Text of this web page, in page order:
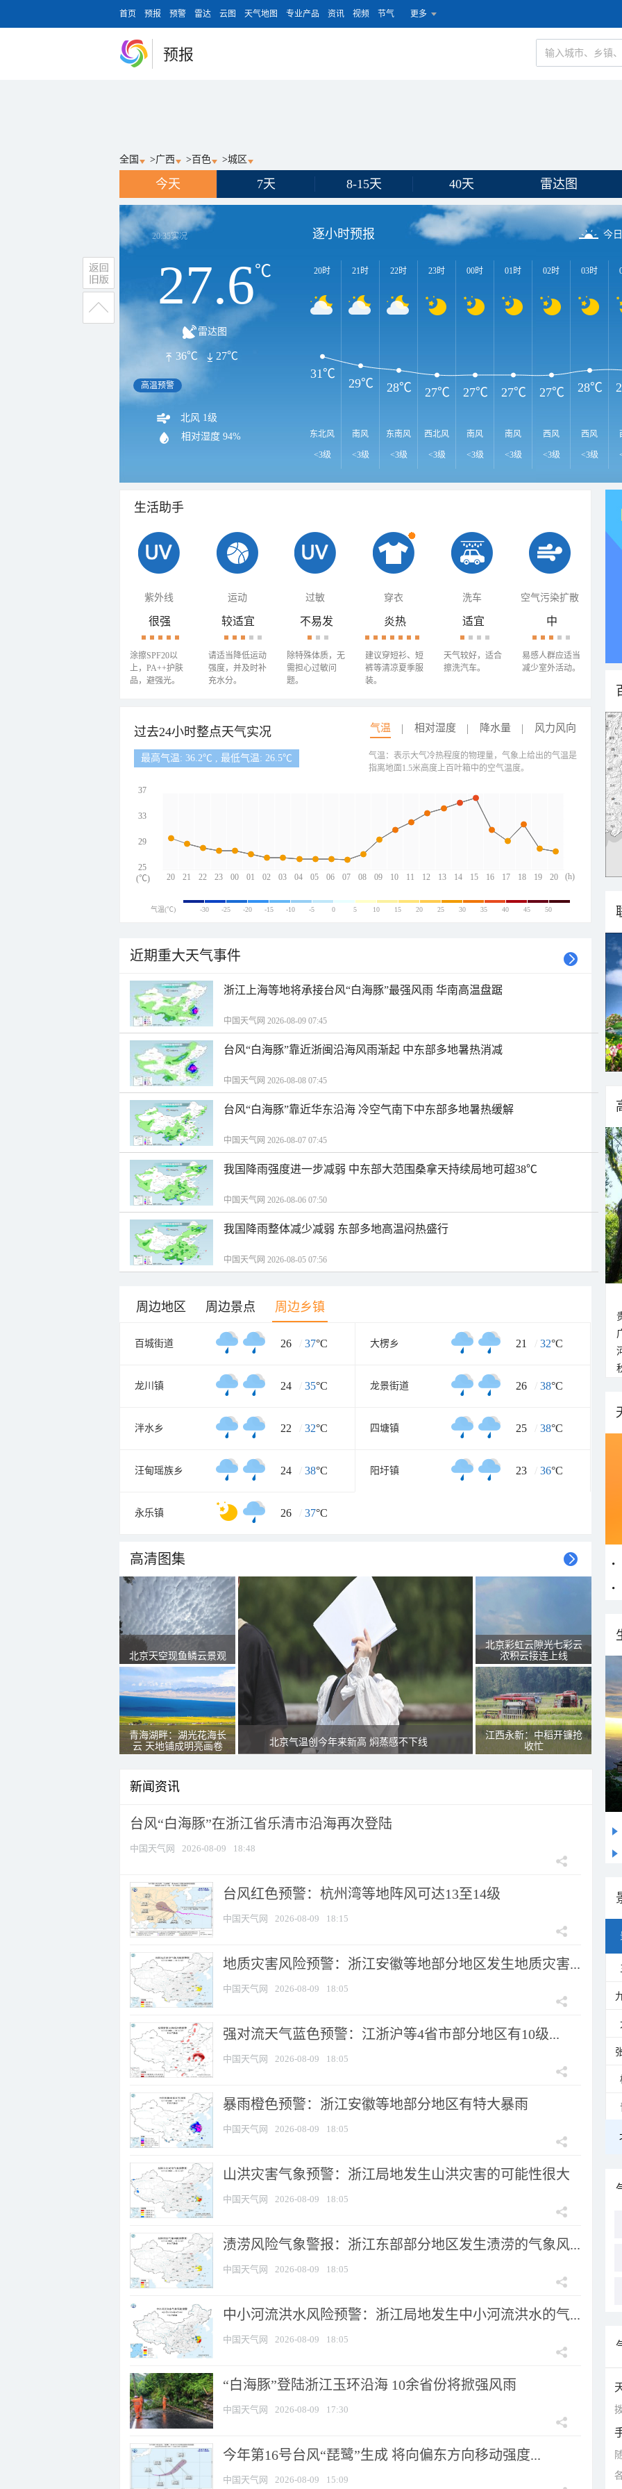
首页 预报 预警 雷达 云图 天气地图 专业产品 资讯 视频 节气 更多
预报
全国 >广西 > 百色 >城区
今天 7天 8-15天 40天 雷达图
20:35实况
27.6℃
雷达图
36℃ 27℃
高温预警
北风 1级
相对湿度 94%
逐小时预报 今
20时
东北风
<3级
21时
南风
<3级
22时
东南风
<3级
23时
西北风
<3级
00时
南风
<3级
01时
南风
<3级
02时
西风
<3级
03时
西风
<3级
31℃
29℃ 28℃ 27℃ 27℃ 27℃ 27℃ 28℃
生活助手
紫外线 运动 过敏 穿衣 洗车 空气污染扩散
很强
涂擦SPF20以
上，PA++护肤
品，避强光。
较适宜
请适当降低运动
强度，并及时补
充水分。
不易发
除特殊体质，无
需担心过敏问
题。
炎热
建议穿短衫、短
裤等清凉夏季服
装。
适宜
天气较好，适合
擦洗汽车。
中
易感人群应适当
减少室外活动。
过去24小时整点天气实况 气温 相对湿度 降水量 风力风向
最高气温: 36.2℃ , 最低气温: 26.5℃
20 21 22 23 00 01 02 03 04 05 06 07 08 09 10 11 12 13 14 15 16 17 18 19 20
37
33
29
25
(h)
(℃)
气温：表示大气冷热程度的物理量，气象上给出的气温是
指离地面1.5米高度上百叶箱中的空气温度。
气温(℃) -30 -25 -20 -15 -10 -5 0 5 10 15 20 25 30 35 40 45 50
近期重大天气事件
浙江上海等地将承接台风“白海豚”最强风雨 华南高温盘踞
中国天气网 2026-08-09 07:45
台风“白海豚”靠近浙闽沿海风雨渐起 中东部多地暑热消减
中国天气网 2026-08-08 07:45
台风“白海豚”靠近华东沿海 冷空气南下中东部多地暑热缓解
中国天气网 2026-08-07 07:45
我国降雨强度进一步减弱 中东部大范围桑拿天持续局地可超38℃
中国天气网 2026-08-06 07:50
我国降雨整体减少减弱 东部多地高温闷热盛行
中国天气网 2026-08-05 07:56
周边地区 周边景点 周边乡镇
百城街道 26 / 37°C 大楞乡 21 / 32°C
龙川镇 24 / 35°C 龙景街道 26 / 38°C
泮水乡 22 / 32°C 四塘镇 25 / 38°C
汪甸瑶族乡 24 / 38°C 阳圩镇 23 / 36°C
永乐镇 26 / 37°C
高清图集
北京天空现鱼鳞云景观
青海湖畔：湖光花海长
云 天地铺成明亮画卷
北京气温创今年来新高 焖蒸感不下线
北京彩虹云隙光七彩云
浓积云接连上线
江西永新：中稻开镰抢
收忙
新闻资讯
台风“白海豚”在浙江省乐清市沿海再次登陆
中国天气网 2026-08-09 18:48
​台风红色预警：杭州湾等地阵风可达13至14级
中国天气网 2026-08-09 18:15
地质灾害风险预警：浙江安徽等地部分地区发生地质灾害...
中国天气网 2026-08-09 18:05
强对流天气蓝色预警：江浙沪等4省市部分地区有10级...
中国天气网 2026-08-09 18:05
暴雨橙色预警：浙江安徽等地部分地区有特大暴雨
中国天气网 2026-08-09 18:05
山洪灾害气象预警：浙江局地发生山洪灾害的可能性很大
中国天气网 2026-08-09 18:05
渍涝风险气象警报：浙江东部部分地区发生渍涝的气象风...
中国天气网 2026-08-09 18:05
中小河流洪水风险预警：浙江局地发生中小河流洪水的气...
中国天气网 2026-08-09 18:05
“白海豚”登陆浙江玉环沿海 10余省份将掀强风雨
中国天气网 2026-08-09 17:30
今年第16号台风“琵鹭”生成 将向偏东方向移动强度...
中国天气网 2026-08-09 15:09